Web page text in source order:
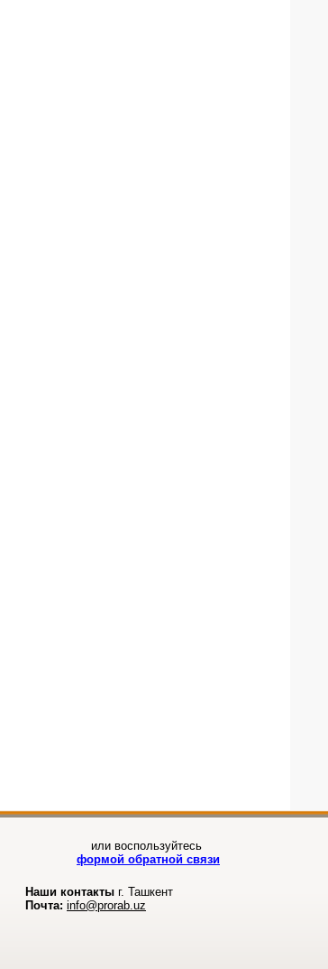
или воспользуйтесь
формой обратной связи
Наши контакты г. Ташкент
Почта: info@prorab.uz